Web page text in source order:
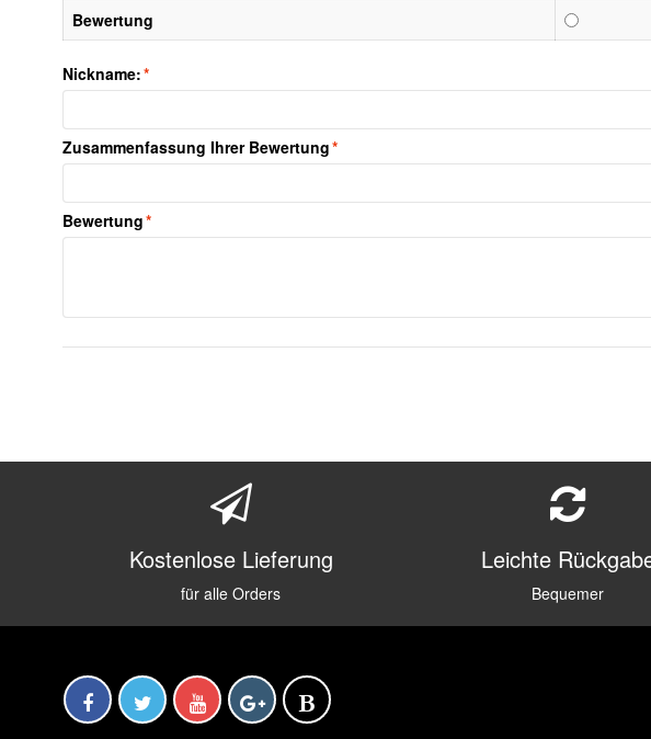
Bewertung
*
Nickname:
*
Zusammenfassung Ihrer Bewertung
*
Bewertung
Kostenlose Lieferung
für alle Orders
Leichte
Bequemer